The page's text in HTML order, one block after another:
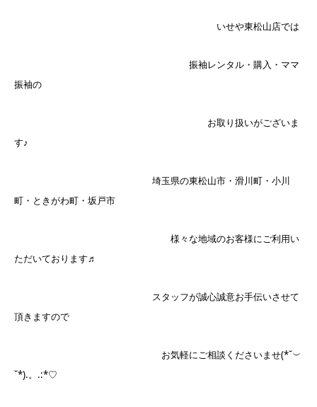
いせや東松山店では
振袖レンタル・購入・ママ
振袖の
お取り扱いがございま
す♪
埼玉県の東松山市・滑川町・小川
町・ときがわ町・坂戸市
様々な地域のお客様にご利用い
ただいております♬
スタッフが誠心誠意お手伝いさせて
頂きますので
お気軽にご相談くださいませ(*˘︶
˘*).。.:*♡